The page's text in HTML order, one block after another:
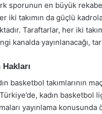
sporunun en büyük
iki takımın da güçlü
Taraftarlar, her iki
kanalda yayınlanacağı,
Hakları
basketbol takımlarının
kadın basketbol
yayınlama